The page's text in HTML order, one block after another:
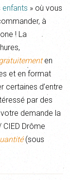
enfants » où vous
à
! La
en
et en format
certaines d’entre
par des
demande la
CIED Drôme
(sous